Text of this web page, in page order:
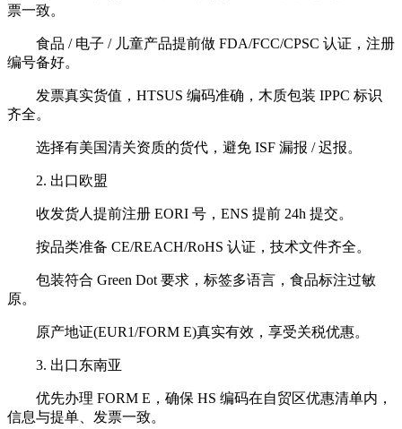
票一致。
食品 / 电子 / 儿童产品提前做 FDA/FCC/CPSC 认证，注册
编号备好。
发票真实货值，HTSUS 编码准确，木质包装 IPPC 标识
齐全。
选择有美国清关资质的货代，避免 ISF 漏报 / 迟报。
2. 出口欧盟
收发货人提前注册 EORI 号，ENS 提前 24h 提交。
按品类准备 CE/REACH/RoHS 认证，技术文件齐全。
包装符合 Green Dot 要求，标签多语言，食品标注过敏
原。
原产地证(EUR1/FORM E)真实有效，享受关税优惠。
3. 出口东南亚
优先办理 FORM E，确保 HS 编码在自贸区优惠清单内，
信息与提单、发票一致。